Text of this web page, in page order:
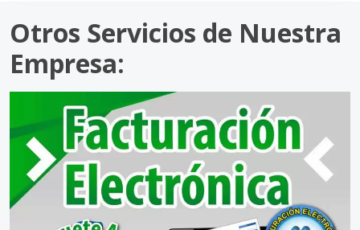
Otros Servicios de Nuestra
Empresa: